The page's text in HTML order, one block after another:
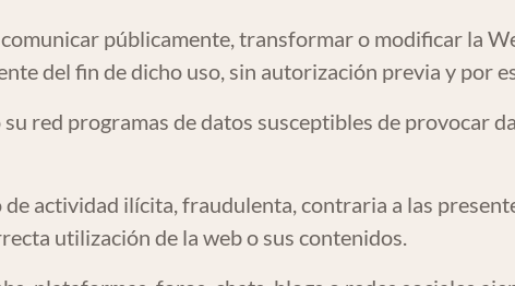
públicamente, transformar o modificar la
del fin de dicho uso, sin autorización previa y por
red programas de datos susceptibles de provocar
actividad ilícita, fraudulenta, contraria a las
utilización de la web o sus contenidos.